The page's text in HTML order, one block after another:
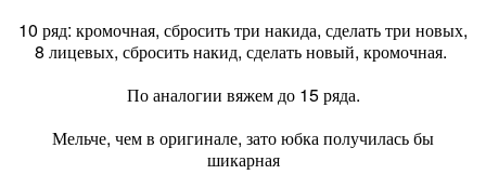
10 ряд: кромочная, сбросить три накида, сделать три новых,
8 лицевых, сбросить накид, сделать новый, кромочная.
По аналогии вяжем до 15 ряда.
Мельче, чем в оригинале, зато юбка получилась бы
шикарная